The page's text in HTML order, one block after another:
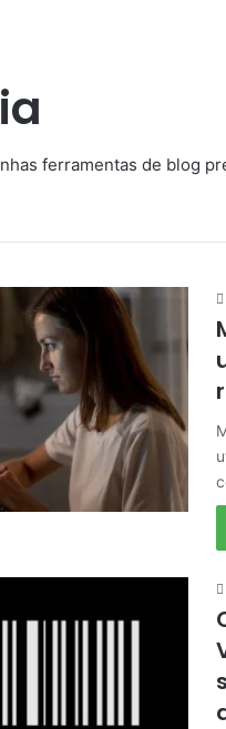
ferramentas de blog